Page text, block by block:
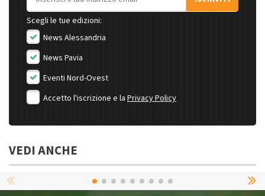
Scegli le tue edizioni:
News Alessandria
News Pavia
Eventi Nord-Ovest
Accetto l'iscrizione e la Privacy Policy
VEDI ANCHE